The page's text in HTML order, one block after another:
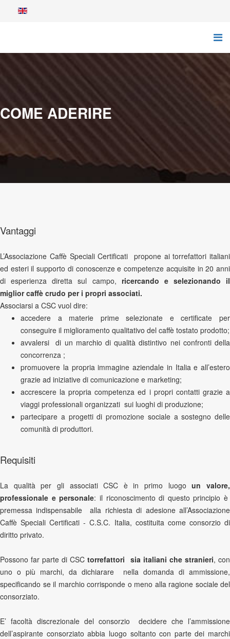
COME ADERIRE
Vantaggi
L’Associazione Caffè Speciali Certificati propone ai torrefattori italiani
ed esteri il supporto di conoscenze e competenze acquisite in 20 anni
di esperienza diretta sul campo, ricercando e selezionando il
miglior caffè crudo per i propri associati.
Associarsi a CSC vuol dire:
accedere a materie prime selezionate e certificate per
conseguire il miglioramento qualitativo del caffè tostato prodotto;
avvalersi di un marchio di qualità distintivo nei confronti della
concorrenza ;
promuovere la propria immagine aziendale in Italia e all’estero
grazie ad iniziative di comunicazione e marketing;
accrescere la propria competenza ed i propri contatti grazie a
viaggi professionali organizzati sui luoghi di produzione;
partecipare a progetti di promozione sociale a sostegno delle
comunità di produttori.
Requisiti
La qualità per gli associati CSC è in primo luogoun valore,
professionale e personale: il riconoscimento di questo principio è
premessa indispensabile alla richiesta di adesione all’Associazione
Caffè Speciali Certificati - C.S.C. Italia, costituita come consorzio di
diritto privato.
Possono far parte di CSCtorrefattori sia italiani che stranieri, con
uno o più marchi, da dichiarare nella domanda di ammissione,
specificando se il marchio corrisponde o meno alla ragione sociale del
consorziato.
E’ facoltà discrezionale del consorzio decidere che l’ammissione
dell’aspirante consorziato abbia luogo soltanto con parte dei marchi